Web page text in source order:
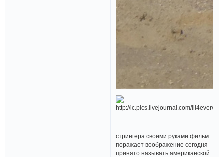
стрингера своими руками фильм
поражает воображение сегодня
принято называть американской